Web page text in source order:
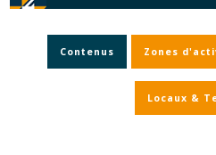
Contenus Zones
Locaux &